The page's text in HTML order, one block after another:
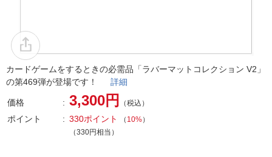
カードゲームをするときの必需品「ラバーマットコレクション V2」
の第469弾が登場です！ 詳細
価格 3,300円 （税込）
ポイント 330ポイント （ 10%）
（330円相当）